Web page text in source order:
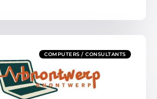
COMPUTERS / CONSULTANTS